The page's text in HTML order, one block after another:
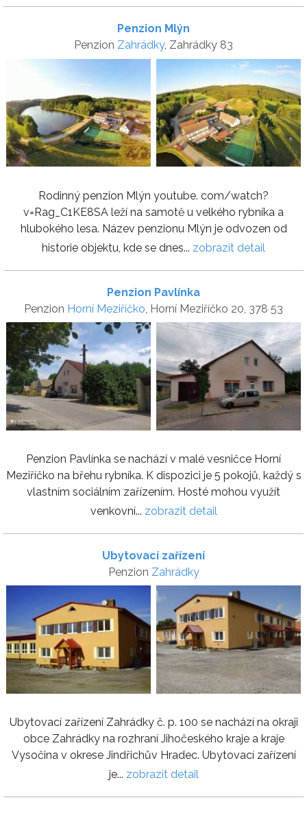
Penzion Mlýn
Penzion Zahrádky, Zahrádky 83
Rodinný penzion Mlýn youtube. com/watch?
v=Rag_C1KE8SA leží na samotě u velkého rybníka a
hlubokého lesa. Název penzionu Mlýn je odvozen od
historie objektu, kde se dnes... zobrazit detail
Penzion Pavlínka
Penzion Horní Meziříčko , Horní Meziříčko 20, 378 53
Penzion Pavlínka se nachází v malé vesničce Horní
Meziříčko na břehu rybníka. K dispozici je 5 pokojů, každý s
vlastním sociálním zařízením. Hosté mohou využít
venkovní... zobrazit detail
Ubytovací zařízení
Penzion Zahrádky
Ubytovací zařízení Zahrádky č. p. 100 se nachází na okraji
obce Zahrádky na rozhraní Jihočeského kraje a kraje
Vysočina v okrese Jindřichův Hradec. Ubytovací zařízení
je... zobrazit detail